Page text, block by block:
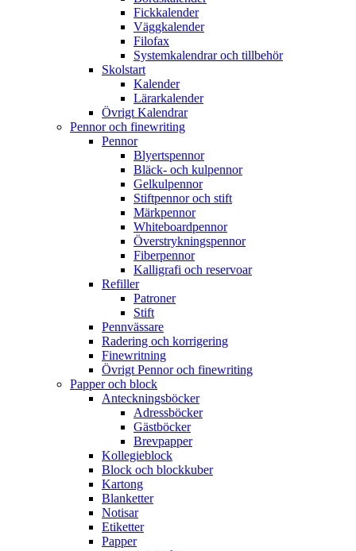
Fickkalender
Väggkalender
Filofax
Systemkalendrar och tillbehör
Skolstart
Kalender
Lärarkalender
Övrigt Kalendrar
Pennor och finewriting
Pennor
Blyertspennor
Bläck- och kulpennor
Gelkulpennor
Stiftpennor och stift
Märkpennor
Whiteboardpennor
Överstrykningspennor
Fiberpennor
Kalligrafi och reservoar
Refiller
Patroner
Stift
Pennvässare
Radering och korrigering
Finewritning
Övrigt Pennor och finewriting
Papper och block
Anteckningsböcker
Adressböcker
Gästböcker
Brevpapper
Kollegieblock
Block och blockkuber
Kartong
Blanketter
Notisar
Etiketter
Papper